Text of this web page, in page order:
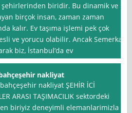
şehirlerinden biridir. Bu dinamik ve
birçok insan, zaman zaman
kalır. Ev taşıma işlemi pek çok
ve yorucu olabilir. Ancak Semerkat
biz, İstanbul’da ev
nakliyat
nakliyat ŞEHİR İCİ
ARASI TAŞIMACILIK sektordeki
biriyiz deneyimli elemanlarimizla